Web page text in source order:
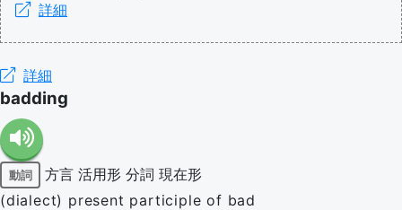
詳細
詳細
badding
動詞 方言 活用形 分詞 現在形
(dialect) present participle of bad